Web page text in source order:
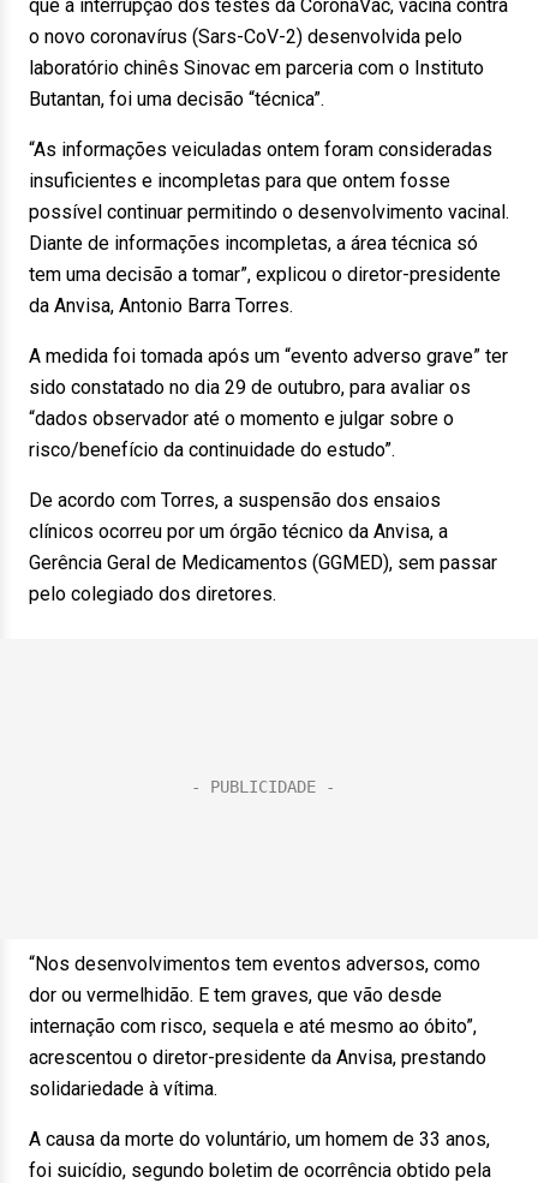
que a interrupção dos testes da CoronaVac, vacina contra
o novo coronavírus (Sars-CoV-2) desenvolvida pelo
laboratório chinês Sinovac em parceria com o Instituto
Butantan, foi uma decisão “técnica”.
“As informações veiculadas ontem foram consideradas
insuficientes e incompletas para que ontem fosse
possível continuar permitindo o desenvolvimento vacinal.
Diante de informações incompletas, a área técnica só
tem uma decisão a tomar”, explicou o diretor-presidente
da Anvisa, Antonio Barra Torres.
A medida foi tomada após um “evento adverso grave” ter
sido constatado no dia 29 de outubro, para avaliar os
“dados observador até o momento e julgar sobre o
risco/benefício da continuidade do estudo”.
De acordo com Torres, a suspensão dos ensaios
clínicos ocorreu por um órgão técnico da Anvisa, a
Gerência Geral de Medicamentos (GGMED), sem passar
pelo colegiado dos diretores.
“Nos desenvolvimentos tem eventos adversos, como
dor ou vermelhidão. E tem graves, que vão desde
internação com risco, sequela e até mesmo ao óbito”,
acrescentou o diretor-presidente da Anvisa, prestando
solidariedade à vítima.
A causa da morte do voluntário, um homem de 33 anos,
foi suicídio, segundo boletim de ocorrência obtido pela